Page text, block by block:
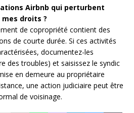
Airbnb qui perturbent
mes droits ?
de copropriété contient des
de courte durée. Si ces activités
documentez-les
des troubles) et saisissez le syndic
en demeure au propriétaire
une action judiciaire peut être
de voisinage.